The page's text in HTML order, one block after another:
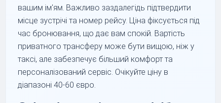
вашим ім'ям. Важливо заздалегідь підтвердити
місце зустрічі та номер рейсу. Ціна фіксується під
час бронювання, що дає вам спокій. Вартість
приватного трансферу може бути вищою, ніж у
таксі, але забезпечує більший комфорт та
персоналізований сервіс. Очікуйте ціну в
діапазоні 40-60 євро.